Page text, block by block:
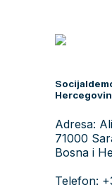
Adresa:
71000
Bosna i
Telefon: